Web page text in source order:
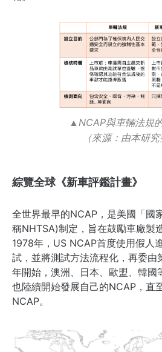
▲ NCAP與車輛法規
（來源：由本研究
綜覽全球《新車評鑑計畫》
全世界最早的NCAP，是美國「國
稱NHTSA)制定，旨在鼓勵車廠製
1978年，US NCAP首度使用假人
試，並將測試方法流程化，再委由
年開始，澳洲、日本、歐盟、韓國
也陸續開始發展自己的NCAP，直
NCAP。